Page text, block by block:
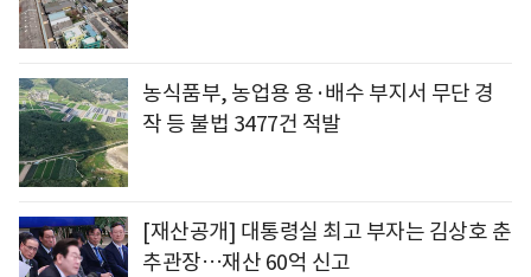
농식품부, 농업용 용·배수 부지서 무단 경
작 등 불법 3477건 적발
[재산공개] 대통령실 최고 부자는 김상호 춘
추관장…재산 60억 신고